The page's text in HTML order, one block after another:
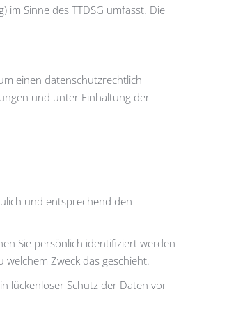
Sinne des TTDSG umfasst. Die
einen datenschutzrechtlich
und unter Einhaltung der
und entsprechend den
Sie persönlich identifiziert werden
Zweck das geschieht.
lückenloser Schutz der Daten vor